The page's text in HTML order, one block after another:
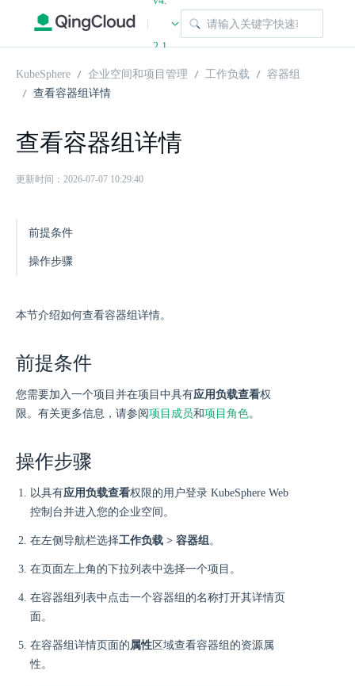
|
2.1
KubeSphere 企业空间和项目管理 工作负载
容器组
查看容器组详情
查看容器组详情
更新时间：2026-07-07 10:29:40
前提条件
操作步骤
本节介绍如何查看容器组详情。
前提条件
您需要加入一个项目并在项目中具有应用负载查看权
限。有关更多信息，请参阅项目成员和项目角色。
操作步骤
以具有应用负载查看权限的用户登录 KubeSphere Web
控制台并进入您的企业空间。
在左侧导航栏选择工作负载 > 容器组。
在页面左上角的下拉列表中选择一个项目。
在容器组列表中点击一个容器组的名称打开其详情页
面。
在容器组详情页面的属性 区域查看容器组的资源属
性。